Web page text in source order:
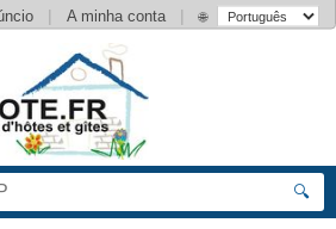
| A minha conta | 🌐
🔍